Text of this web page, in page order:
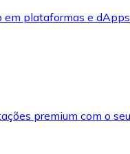
plataformas e
premium com o